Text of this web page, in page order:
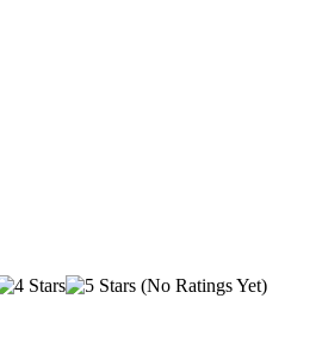
(No Ratings Yet)